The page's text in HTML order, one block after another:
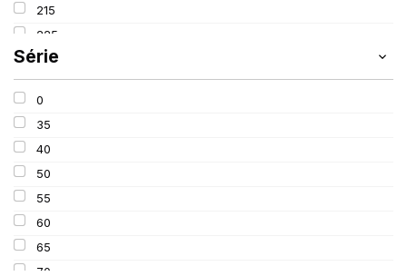
PROMETEON
SIOC
215
225
235
245
315
Série
0
35
40
50
55
60
65
70